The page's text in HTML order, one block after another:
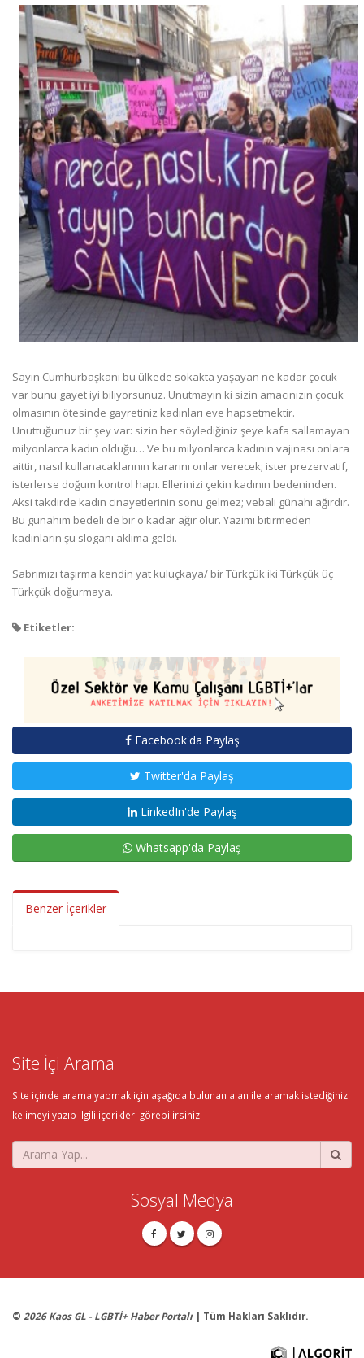
Sayın Cumhurbaşkanı bu ülkede sokakta yaşayan ne kadar çocuk
var bunu gayet iyi biliyorsunuz. Unutmayın ki sizin amacınızın çocuk
olmasının ötesinde gayretiniz kadınları eve hapsetmektir.
Unuttuğunuz bir şey var: sizin her söylediğiniz şeye kafa sallamayan
milyonlarca kadın olduğu… Ve bu milyonlarca kadının vajinası onlara
aittir, nasıl kullanacaklarının kararını onlar verecek; ister prezervatif,
isterlerse doğum kontrol hapı. Ellerinizi çekin kadının bedeninden.
Aksi takdirde kadın cinayetlerinin sonu gelmez; vebali günahı ağırdır.
Bu günahım bedeli de bir o kadar ağır olur. Yazımı bitirmeden
kadınların şu sloganı aklıma geldi.
Sabrımızı taşırma kendin yat kuluçkaya/ bir Türkçük iki Türkçük üç
Türkçük doğurmaya.
Etiketler:
Facebook'da Paylaş
Twitter'da Paylaş
LinkedIn'de Paylaş
Whatsapp'da Paylaş
Benzer İçerikler
Site İçi Arama
Site içinde arama yapmak için aşağıda bulunan alan ile aramak istediğiniz
kelimeyi yazıp ilgili içerikleri görebilirsiniz.
Sosyal Medya
© 2026 Kaos GL - LGBTİ+ Haber Portalı | Tüm Hakları Saklıdır.